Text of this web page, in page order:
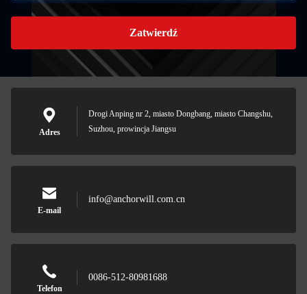
Zatwierdź
Adres
Drogi Anping nr 2, miasto Dongbang, miasto Changshu,
Suzhou, prowincja Jiangsu
E-mail
info@anchorwill.com.cn
Telefon
0086-512-80981688